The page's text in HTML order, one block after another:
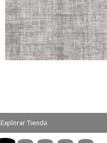
Explorar Tienda